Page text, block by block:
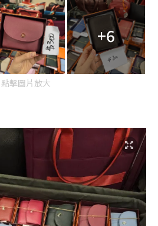
+6
點擊圖片放大